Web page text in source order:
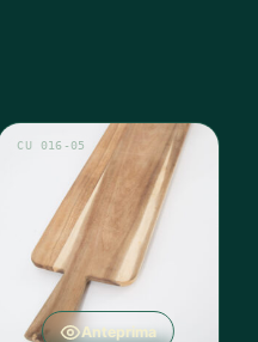
Anteprima
CU 016-05